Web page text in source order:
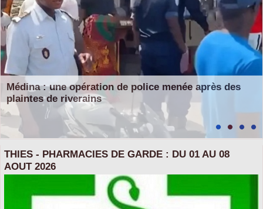
Médina : une opération de police menée après des
plaintes de riverains
THIES - PHARMACIES DE GARDE : DU 01 AU 08
AOUT 2026